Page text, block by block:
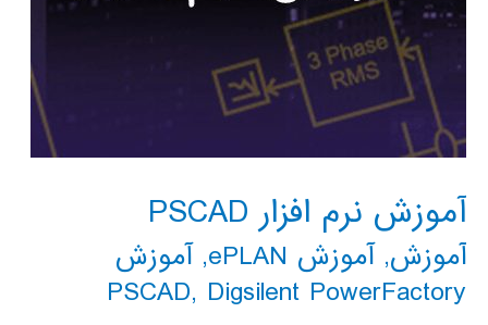
آموزش نرم افزار PSCAD
آموزش,آموزش ePLAN ,آموزش
PSCAD, Digsilent PowerFactory